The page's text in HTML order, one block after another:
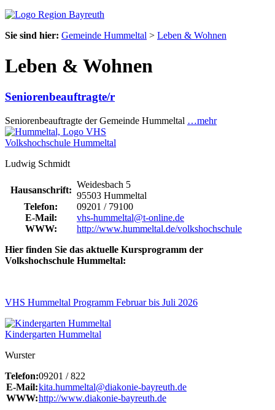
Sie sind hier: Gemeinde Hummeltal > Leben & Wohnen
Leben & Wohnen
Seniorenbeauftragte/r
Seniorenbeauftragte der Gemeinde Hummeltal …mehr
Volkshochschule Hummeltal
Ludwig Schmidt
Hausanschrift:
Weidesbach 5
95503 Hummeltal
Telefon:
09201 / 79100
E-Mail:
vhs-hummeltal@t-online.de
WWW:
http://www.hummeltal.de/volkshochschule
Hier finden Sie das aktuelle Kursprogramm der
Volkshochschule Hummeltal:
VHS Hummeltal Programm Februar bis Juli 2026
Kindergarten Hummeltal
Wurster
Telefon:09201 / 822
E-Mail:kita.hummeltal@diakonie-bayreuth.de
WWW:http://www.diakonie-bayreuth.de